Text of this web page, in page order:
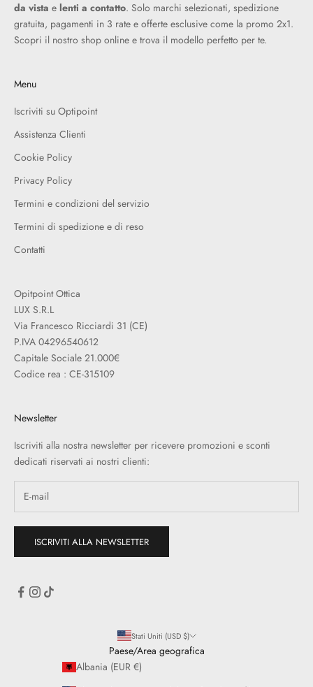
da vista e lenti a contatto. Solo marchi selezionati, spedizione
gratuita, pagamenti in 3 rate e offerte esclusive come la promo 2x1.
Scopri il nostro shop online e trova il modello perfetto per te.
Menu
Iscriviti su Optipoint
Assistenza Clienti
Cookie Policy
Privacy Policy
Termini e condizioni del servizio
Termini di spedizione e di reso
Contatti
Opitpoint Ottica
LUX S.R.L
Via Francesco Ricciardi 31 (CE)
P.IVA 04296540612
Capitale Sociale 21.000€
Codice rea : CE-315109
Newsletter
Iscriviti alla nostra newsletter per ricevere promozioni e sconti
dedicati riservati ai nostri clienti:
ISCRIVITI ALLA NEWSLETTER
Stati Uniti (USD $)
Paese/Area geografica
Albania (EUR €)